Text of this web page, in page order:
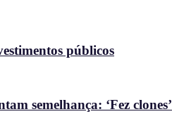
públicos
semelhança: ‘Fez clones’